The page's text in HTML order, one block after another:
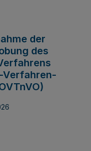
der
des
Verfahren-